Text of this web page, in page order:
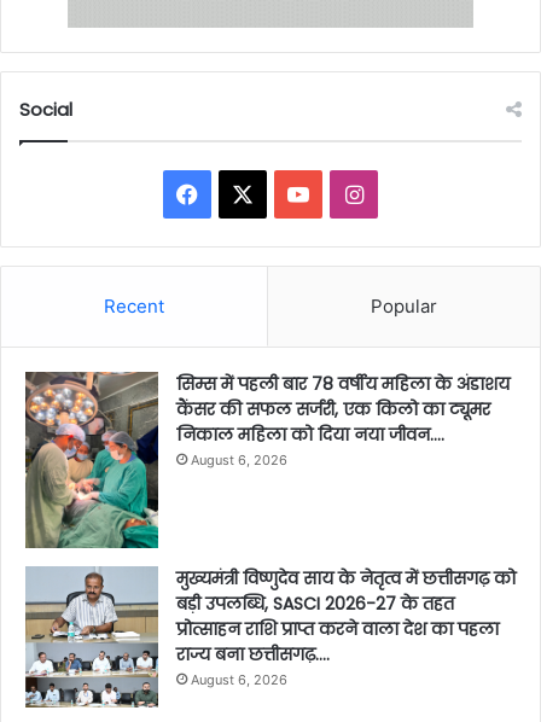
Social
Facebook YouTubeInstagram
Recent Popular
सिम्स में पहली बार 78 वर्षीय महिला के अंडाशय
कैंसर की सफल सर्जरी, एक किलो का ट्यूमर
निकाल महिला को दिया नया जीवन….
August 6, 2026
मुख्यमंत्री विष्णुदेव साय के नेतृत्व में छत्तीसगढ़ को
बड़ी उपलब्धि, SASCI 2026-27 के तहत
प्रोत्साहन राशि प्राप्त करने वाला देश का पहला
राज्य बना छत्तीसगढ़….
August 6, 2026